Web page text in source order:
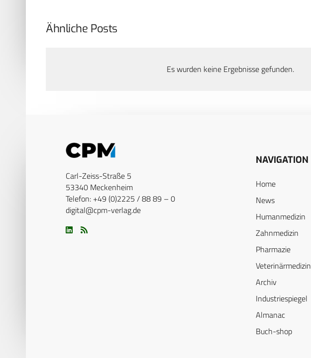
Ähnliche Posts
Es wurden keine Ergebnisse gefunden.
Carl-Zeiss-Straße 5
53340 Meckenheim
Telefon: +49 (0)2225 / 88 89 – 0
digital@cpm-verlag.de
NAVIGATION
Home
News
Humanmedizin
Zahnmedizin
Pharmazie
Veterinärmedizin
Archiv
Industriespiegel
Almanac
Buch-shop